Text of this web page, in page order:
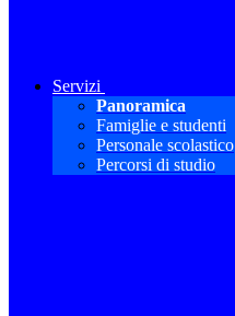
Servizi
Panoramica
Famiglie e studenti
Personale scolastico
Percorsi di studio